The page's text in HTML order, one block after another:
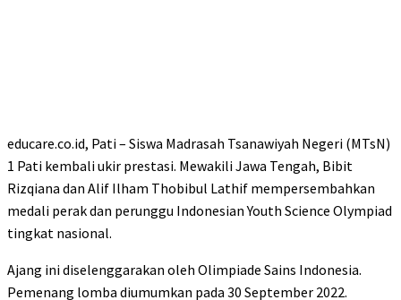
educare.co.id, Pati – Siswa Madrasah Tsanawiyah Negeri (MTsN)
1 Pati kembali ukir prestasi. Mewakili Jawa Tengah, Bibit
Rizqiana dan Alif Ilham Thobibul Lathif mempersembahkan
medali perak dan perunggu Indonesian Youth Science Olympiad
tingkat nasional.
Ajang ini diselenggarakan oleh Olimpiade Sains Indonesia.
Pemenang lomba diumumkan pada 30 September 2022.